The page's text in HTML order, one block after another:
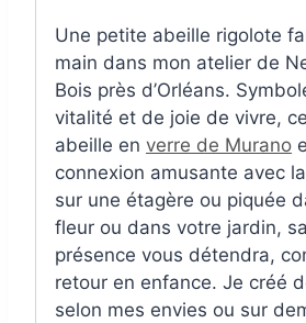
Une petite abeille rigolote
main dans mon atelier de
Bois près d’Orléans.
vitalité et de joie de vivre,
abeille en verre de Murano
connexion amusante avec
sur une étagère ou piquée
fleur ou dans votre jardin,
présence vous détendra,
retour en enfance. Je créé
selon mes envies ou sur